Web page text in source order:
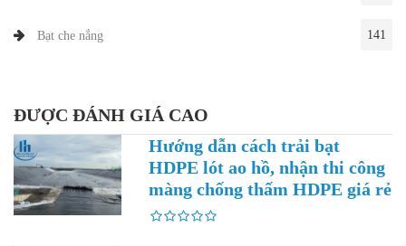
Bạt che nắng 141
ĐƯỢC ĐÁNH GIÁ CAO
Hướng dẫn cách trải bạt
HDPE lót ao hồ, nhận thi công
màng chống thấm HDPE giá rẻ